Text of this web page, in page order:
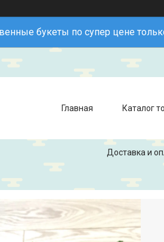
букеты по супер цене
Главная Каталог
Доставка и